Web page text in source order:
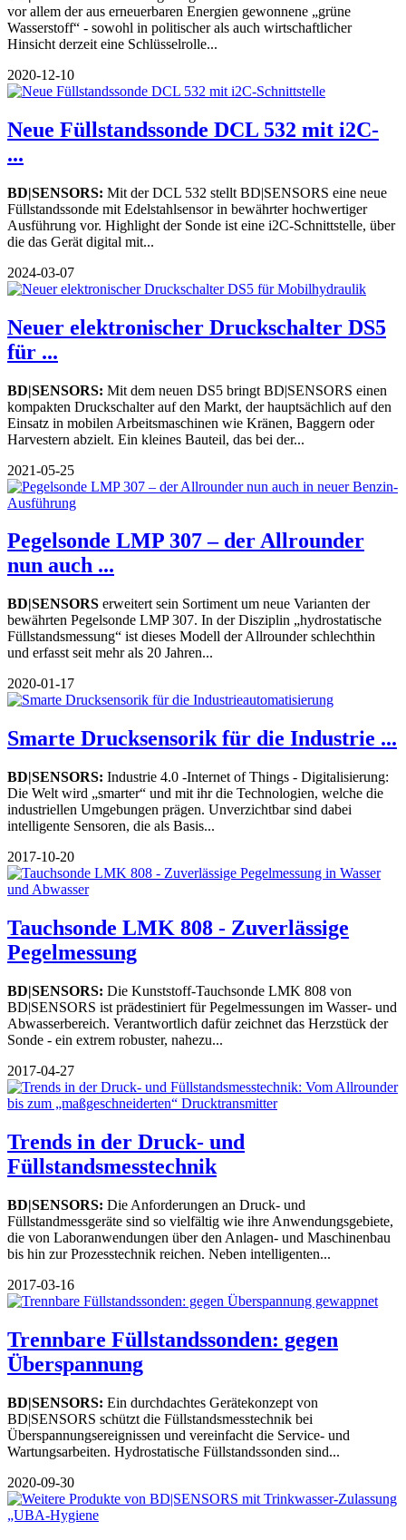
vor allem der aus erneuerbaren Energien gewonnene „grüne
Wasserstoff“ - sowohl in politischer als auch wirtschaftlicher
Hinsicht derzeit eine Schlüsselrolle...
2020-12-10
Neue Füllstandssonde DCL 532 mit i2C-
...
BD|SENSORS: Mit der DCL 532 stellt BD|SENSORS eine neue
Füllstandssonde mit Edelstahlsensor in bewährter hochwertiger
Ausführung vor. Highlight der Sonde ist eine i2C-Schnittstelle, über
die das Gerät digital mit...
2024-03-07
Neuer elektronischer Druckschalter DS5
für ...
BD|SENSORS: Mit dem neuen DS5 bringt BD|SENSORS einen
kompakten Druckschalter auf den Markt, der hauptsächlich auf den
Einsatz in mobilen Arbeitsmaschinen wie Kränen, Baggern oder
Harvestern abzielt. Ein kleines Bauteil, das bei der...
2021-05-25
Pegelsonde LMP 307 – der Allrounder
nun auch ...
BD|SENSORS erweitert sein Sortiment um neue Varianten der
bewährten Pegelsonde LMP 307. In der Disziplin „hydrostatische
Füllstandsmessung“ ist dieses Modell der Allrounder schlechthin
und erfasst seit mehr als 20 Jahren...
2020-01-17
Smarte Drucksensorik für die Industrie ...
BD|SENSORS: Industrie 4.0 -Internet of Things - Digitalisierung:
Die Welt wird „smarter“ und mit ihr die Technologien, welche die
industriellen Umgebungen prägen. Unverzichtbar sind dabei
intelligente Sensoren, die als Basis...
2017-10-20
Tauchsonde LMK 808 - Zuverlässige
Pegelmessung
BD|SENSORS: Die Kunststoff-Tauchsonde LMK 808 von
BD|SENSORS ist prädestiniert für Pegelmessungen im Wasser- und
Abwasserbereich. Verantwortlich dafür zeichnet das Herzstück der
Sonde - ein extrem robuster, nahezu...
2017-04-27
Trends in der Druck- und
Füllstandsmesstechnik
BD|SENSORS: Die Anforderungen an Druck- und
Füllstandmessgeräte sind so vielfältig wie ihre Anwendungsgebiete,
die von Laboranwendungen über den Anlagen- und Maschinenbau
bis hin zur Prozesstechnik reichen. Neben intelligenten...
2017-03-16
Trennbare Füllstandssonden: gegen
Überspannung
BD|SENSORS: Ein durchdachtes Gerätekonzept von
BD|SENSORS schützt die Füllstandsmesstechnik bei
Überspannungsereignissen und vereinfacht die Service- und
Wartungsarbeiten. Hydrostatische Füllstandssonden sind...
2020-09-30